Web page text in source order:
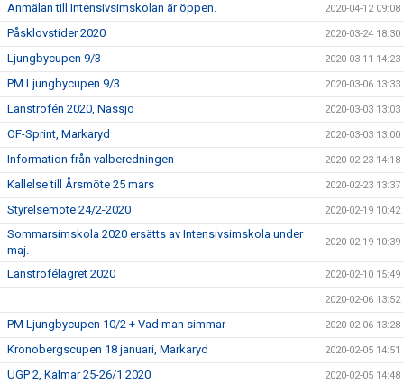
Anmälan till Intensivsimskolan är öppen. 2020-04-12 09:08
Påsklovstider 2020 2020-03-24 18:30
Ljungbycupen 9/3 2020-03-11 14:23
PM Ljungbycupen 9/3 2020-03-06 13:33
Länstrofén 2020, Nässjö 2020-03-03 13:03
OF-Sprint, Markaryd 2020-03-03 13:00
Information från valberedningen 2020-02-23 14:18
Kallelse till Årsmöte 25 mars 2020-02-23 13:37
Styrelsemöte 24/2-2020 2020-02-19 10:42
Sommarsimskola 2020 ersätts av Intensivsimskola under
maj.
2020-02-19 10:39
Länstrofélägret 2020 2020-02-10 15:49
2020-02-06 13:52
PM Ljungbycupen 10/2 + Vad man simmar 2020-02-06 13:28
Kronobergscupen 18 januari, Markaryd 2020-02-05 14:51
UGP 2, Kalmar 25-26/1 2020 2020-02-05 14:48